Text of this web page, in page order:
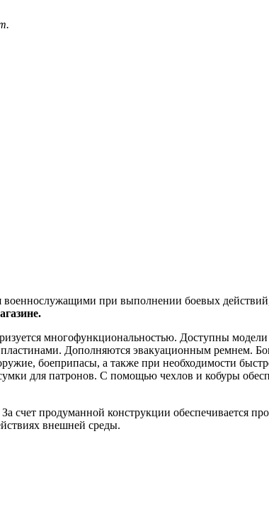
военнослужащими при выполнении боевых
многофункциональностью. Доступны
Дополняются эвакуационным ремнем.
боеприпасы, а также при необходимости
для патронов. С помощью чехлов и кобуры
счет продуманной конструкции обеспечивается
внешней среды.